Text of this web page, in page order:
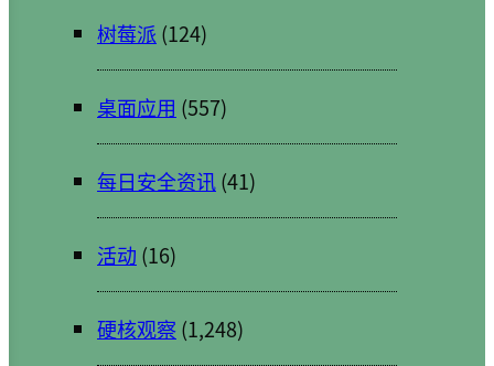
树莓派 (124)
桌面应用 (557)
每日安全资讯(41)
活动 (16)
硬核观察 (1,248)